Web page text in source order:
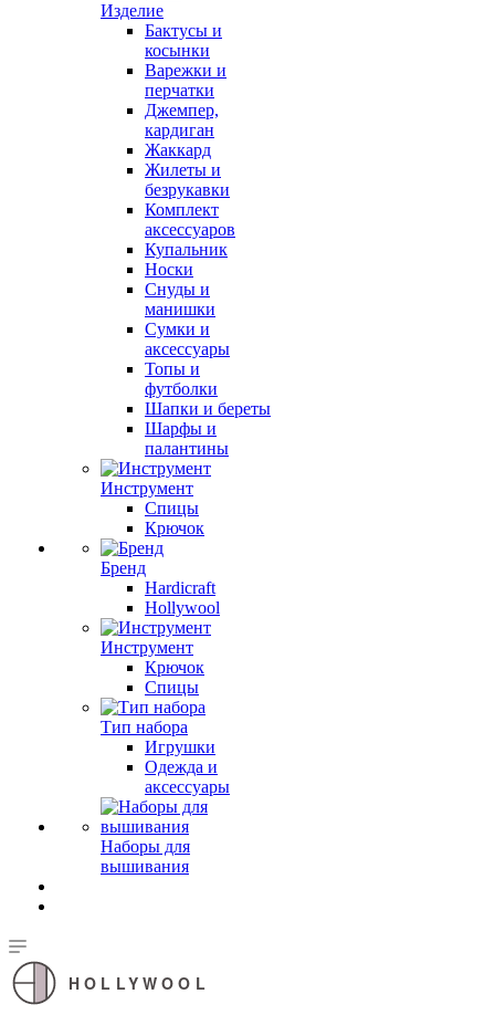
Изделие
Бактусы и
косынки
Варежки и
перчатки
Джемпер,
кардиган
Жаккард
Жилеты и
безрукавки
Комплект
аксессуаров
Купальник
Носки
Снуды и
манишки
Сумки и
аксессуары
Топы и
футболки
Шапки и береты
Шарфы и
палантины
Инструмент
Спицы
Крючок
Бренд
Hardicraft
Hollywool
Инструмент
Крючок
Спицы
Тип набора
Игрушки
Одежда и
аксессуары
Наборы для
вышивания
HOLLYWOOL